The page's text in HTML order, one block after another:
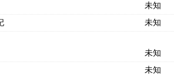
未知
未知
未知
未知